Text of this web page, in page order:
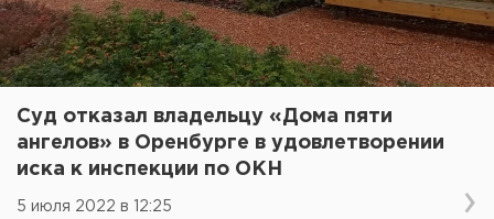
Суд отказал владельцу «Дома пяти
ангелов» в Оренбурге в удовлетворении
иска к инспекции по ОКН
5 июля 2022 в 12:25